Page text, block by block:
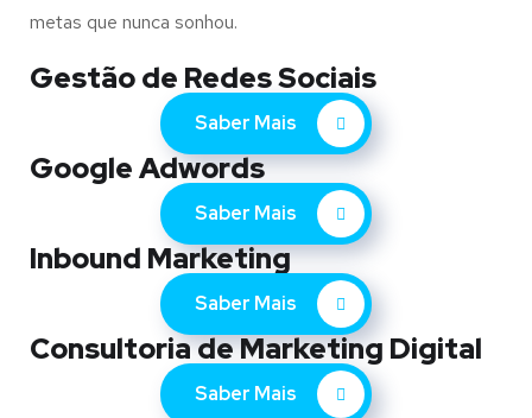
metas que nunca sonhou.
Gestão de Redes Sociais
Saber Mais
Google Adwords
Saber Mais
Inbound Marketing
Saber Mais
Consultoria de Marketing Digital
Saber Mais